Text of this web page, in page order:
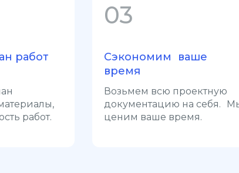
работ
03
Сэкономим ваше
время
Возьмем всю проектную
документацию на себя.
ценим ваше время.
работ.